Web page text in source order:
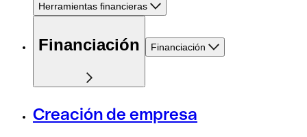
Herramientas financieras
Financiación Financiación
Creación de empresa